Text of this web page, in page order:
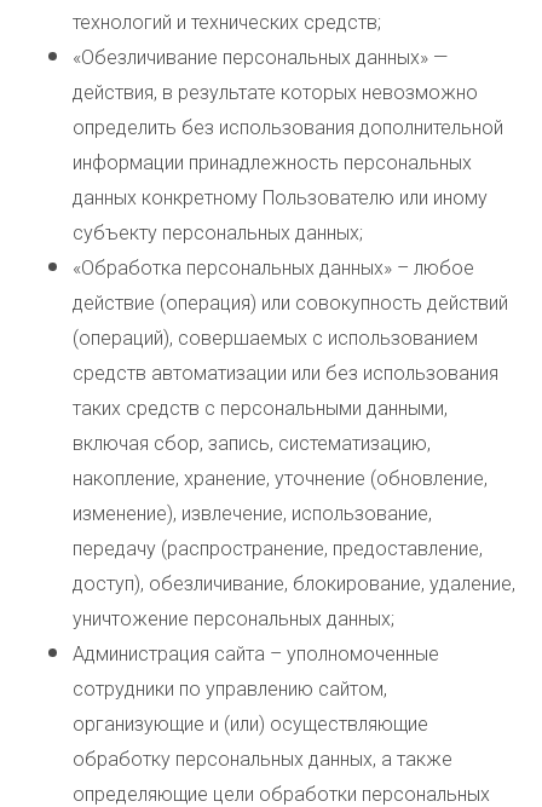
технологий и технических средств;
«Обезличивание персональных данных» —
действия, в результате которых невозможно
определить без использования дополнительной
информации принадлежность персональных
данных конкретному Пользователю или иному
субъекту персональных данных;
«Обработка персональных данных» – любое
действие (операция) или совокупность действий
(операций), совершаемых с использованием
средств автоматизации или без использования
таких средств с персональными данными,
включая сбор, запись, систематизацию,
накопление, хранение, уточнение (обновление,
изменение), извлечение, использование,
передачу (распространение, предоставление,
доступ), обезличивание, блокирование, удаление,
уничтожение персональных данных;
Администрация сайта – уполномоченные
сотрудники по управлению сайтом,
организующие и (или) осуществляющие
обработку персональных данных, а также
определяющие цели обработки персональных